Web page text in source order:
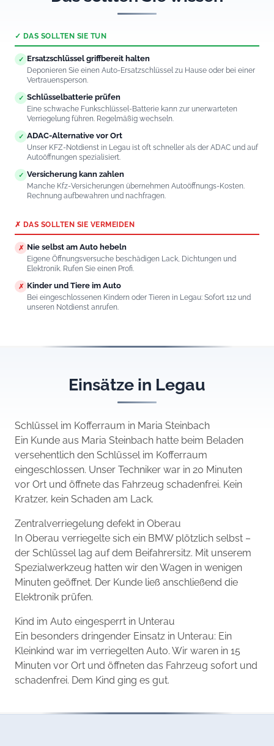
✓ DAS SOLLTEN SIE TUN
✓ Ersatzschlüssel griffbereit halten
Deponieren Sie einen Auto-Ersatzschlüssel zu Hause oder bei einer
Vertrauensperson.
✓ Schlüsselbatterie prüfen
Eine schwache Funkschlüssel-Batterie kann zur unerwarteten
Verriegelung führen. Regelmäßig wechseln.
✓ ADAC-Alternative vor Ort
Unser KFZ-Notdienst in Legau ist oft schneller als der ADAC und auf
Autoöffnungen spezialisiert.
✓ Versicherung kann zahlen
Manche Kfz-Versicherungen übernehmen Autoöffnungs-Kosten.
Rechnung aufbewahren und nachfragen.
✗ DAS SOLLTEN SIE VERMEIDEN
✗ Nie selbst am Auto hebeln
Eigene Öffnungsversuche beschädigen Lack, Dichtungen und
Elektronik. Rufen Sie einen Profi.
✗ Kinder und Tiere im Auto
Bei eingeschlossenen Kindern oder Tieren in Legau: Sofort 112 und
unseren Notdienst anrufen.
Einsätze in Legau
Schlüssel im Kofferraum in Maria Steinbach
Ein Kunde aus Maria Steinbach hatte beim Beladen
versehentlich den Schlüssel im Kofferraum
eingeschlossen. Unser Techniker war in 20 Minuten
vor Ort und öffnete das Fahrzeug schadenfrei. Kein
Kratzer, kein Schaden am Lack.
Zentralverriegelung defekt in Oberau
In Oberau verriegelte sich ein BMW plötzlich selbst –
der Schlüssel lag auf dem Beifahrersitz. Mit unserem
Spezialwerkzeug hatten wir den Wagen in wenigen
Minuten geöffnet. Der Kunde ließ anschließend die
Elektronik prüfen.
Kind im Auto eingesperrt in Unterau
Ein besonders dringender Einsatz in Unterau: Ein
Kleinkind war im verriegelten Auto. Wir waren in 15
Minuten vor Ort und öffneten das Fahrzeug sofort und
schadenfrei. Dem Kind ging es gut.